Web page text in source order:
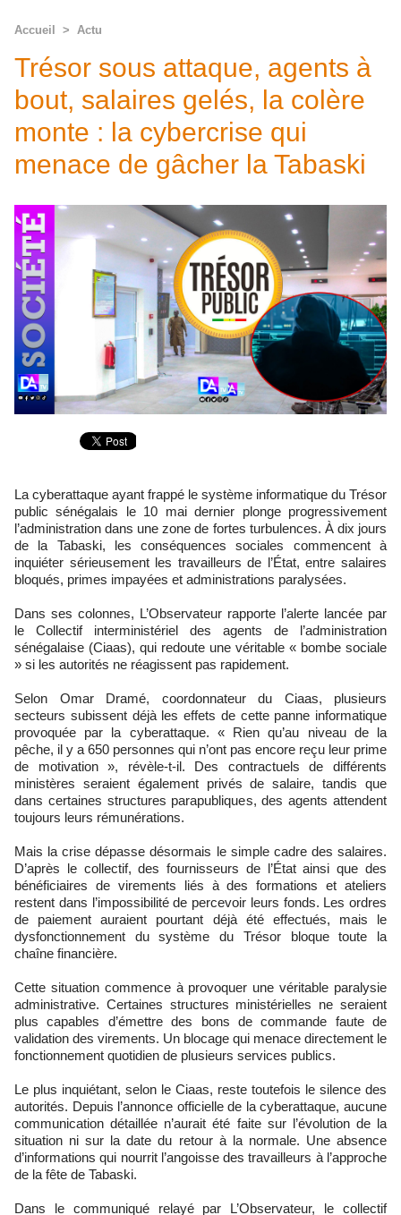
Accueil > Actu
Trésor sous attaque, agents à
bout, salaires gelés, la colère
monte : la cybercrise qui
menace de gâcher la Tabaski
La cyberattaque ayant frappé le système informatique du Trésor
public sénégalais le 10 mai dernier plonge progressivement
l’administration dans une zone de fortes turbulences. À dix jours
de la Tabaski, les conséquences sociales commencent à
inquiéter sérieusement les travailleurs de l’État, entre salaires
bloqués, primes impayées et administrations paralysées.
Dans ses colonnes, L’Observateur rapporte l’alerte lancée par
le Collectif interministériel des agents de l’administration
sénégalaise (Ciaas), qui redoute une véritable « bombe sociale
» si les autorités ne réagissent pas rapidement.
Selon Omar Dramé, coordonnateur du Ciaas, plusieurs
secteurs subissent déjà les effets de cette panne informatique
provoquée par la cyberattaque. « Rien qu’au niveau de la
pêche, il y a 650 personnes qui n’ont pas encore reçu leur prime
de motivation », révèle-t-il. Des contractuels de différents
ministères seraient également privés de salaire, tandis que
dans certaines structures parapubliques, des agents attendent
toujours leurs rémunérations.
Mais la crise dépasse désormais le simple cadre des salaires.
D’après le collectif, des fournisseurs de l’État ainsi que des
bénéficiaires de virements liés à des formations et ateliers
restent dans l’impossibilité de percevoir leurs fonds. Les ordres
de paiement auraient pourtant déjà été effectués, mais le
dysfonctionnement du système du Trésor bloque toute la
chaîne financière.
Cette situation commence à provoquer une véritable paralysie
administrative. Certaines structures ministérielles ne seraient
plus capables d’émettre des bons de commande faute de
validation des virements. Un blocage qui menace directement le
fonctionnement quotidien de plusieurs services publics.
Le plus inquiétant, selon le Ciaas, reste toutefois le silence des
autorités. Depuis l’annonce officielle de la cyberattaque, aucune
communication détaillée n’aurait été faite sur l’évolution de la
situation ni sur la date du retour à la normale. Une absence
d’informations qui nourrit l’angoisse des travailleurs à l’approche
de la fête de Tabaski.
Dans le communiqué relayé par L’Observateur, le collectif